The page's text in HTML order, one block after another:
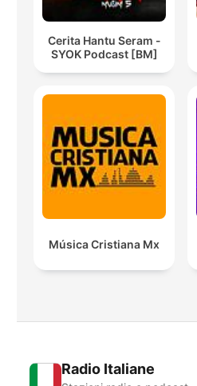
Cerita Hantu Seram -
SYOK Podcast [BM]
Música Cristiana Mx
Radio Italiane